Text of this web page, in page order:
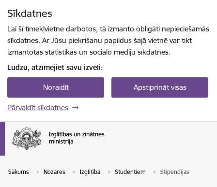
Sīkdatnes
Lai šī tīmekļvietne darbotos, tā izmanto obligāti nepieciešamās
sīkdatnes. Ar Jūsu piekrišanu papildus šajā vietnē var tikt
izmantotas statistikas un sociālo mediju sīkdatnes.
Lūdzu, atzīmējiet savu izvēli:
Noraidīt Apstiprināt visas
Pārvaldīt sīkdatnes
Sākums Nozares Izglītība Studentiem Stipendijas